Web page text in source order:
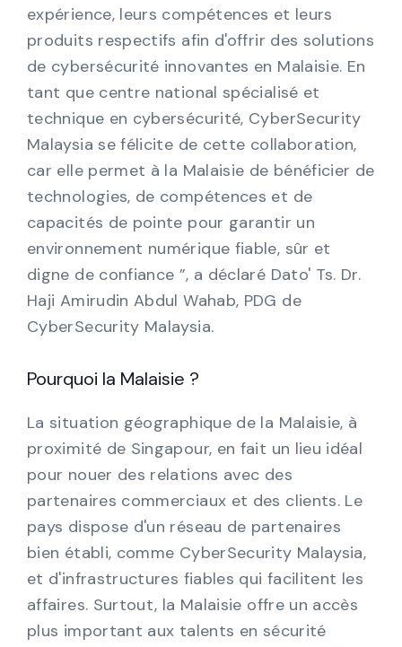
expérience, leurs compétences et leurs
produits respectifs afin d'offrir des solutions
de cybersécurité innovantes en Malaisie. En
tant que centre national spécialisé et
technique en cybersécurité, CyberSecurity
Malaysia se félicite de cette collaboration,
car elle permet à la Malaisie de bénéficier de
technologies, de compétences et de
capacités de pointe pour garantir un
environnement numérique fiable, sûr et
digne de confiance ”, a déclaré Dato' Ts. Dr.
Haji Amirudin Abdul Wahab, PDG de
CyberSecurity Malaysia.
Pourquoi la Malaisie ?
La situation géographique de la Malaisie, à
proximité de Singapour, en fait un lieu idéal
pour nouer des relations avec des
partenaires commerciaux et des clients. Le
pays dispose d'un réseau de partenaires
bien établi, comme CyberSecurity Malaysia,
et d'infrastructures fiables qui facilitent les
affaires. Surtout, la Malaisie offre un accès
plus important aux talents en sécurité